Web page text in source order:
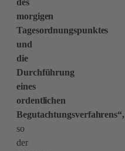
des
morgigen
Tagesordnungspunktes
und
die
Durchführung
eines
ordentlichen
Begutachtungsverfahrens“,
so
der